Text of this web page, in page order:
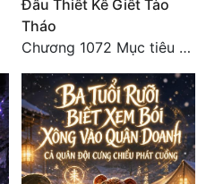
Đầu Thiết Kế Giết Tào
Tháo
Chương 1072 Mục tiêu của chúng ta là biển sao trời (2/2)